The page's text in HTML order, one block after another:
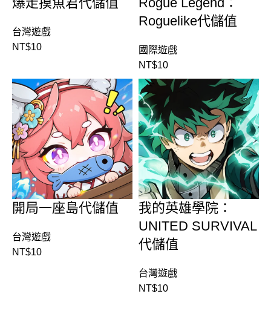
台灣遊戲
NT$10
Roguelike代儲值
國際遊戲
NT$10
開局一座島代儲值
台灣遊戲
NT$10
我的英雄學院：
UNITED SURVIVAL
代儲值
台灣遊戲
NT$10